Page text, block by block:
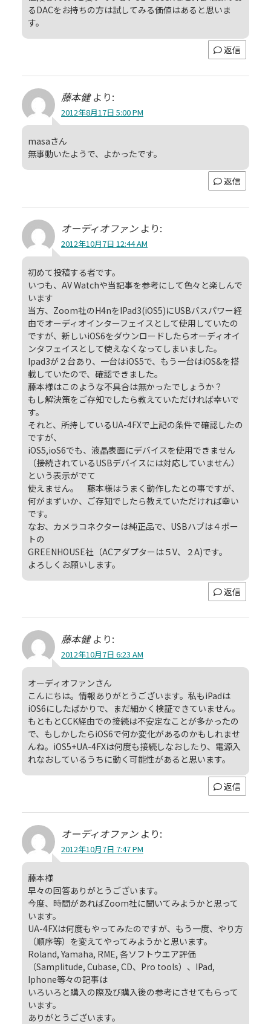
るDACをお持ちの方は試してみる価値はあると思いま
す。
返信
藤本健 より:
2012年8月17日 5:00 PM
masaさん
無事動いたようで、よかったです。
返信
オーディオファン より:
2012年10月7日 12:44 AM
初めて投稿する者です。
いつも、AV Watchや当記事を参考にして色々と楽しんで
います
当方、Zoom社のH4nをIPad3(iOS5)にUSBバスパワー経
由でオーディオインターフェイスとして使用していたの
ですが、新しいiOS6をダウンロードしたらオーディオイ
ンタフェイスとして使えなくなってしまいました。
Ipad3が２台あり、一台はiOS5で、もう一台はiOS&を搭
載していたので、確認できました。
藤本様はこのような不具合は無かったでしょうか？
もし解決策をご存知でしたら教えていただければ幸いで
す。
それと、所持しているUA-4FXで上記の条件で確認したの
ですが、
iOS5,ioS6でも、液晶表面にデバイスを使用できません
（接続されているUSBデバイスには対応していません）
という表示がでて
使えません。 藤本様はうまく動作したとの事ですが、
何がまずいか、ご存知でしたら教えていただければ幸い
です。
なお、カメラコネクターは純正品で、USBハブは４ポー
トの
GREENHOUSE社（ACアダプターは５V、２A)です。
よろしくお願いします。
返信
藤本健 より:
2012年10月7日 6:23 AM
オーディオファンさん
こんにちは。情報ありがとうございます。私もiPadは
iOS6にしたばかりで、まだ細かく検証できていません。
もともとCCK経由での接続は不安定なことが多かったの
で、もしかしたらiOS6で何か変化があるのかもしれませ
んね。iOS5+UA-4FXは何度も接続しなおしたり、電源入
れなおしているうちに動く可能性があると思います。
返信
オーディオファン より:
2012年10月7日 7:47 PM
藤本様
早々の回答ありがとうございます。
今度、時間があればZoom社に聞いてみようかと思って
います。
UA-4FXは何度もやってみたのですが、もう一度、やり方
（順序等）を変えてやってみようかと思います。
Roland, Yamaha, RME, 各ソフトウエア評価
（Samplitude, Cubase, CD、Pro tools）、IPad,
Iphone等々の記事は
いろいろと購入の際及び購入後の参考にさせてもらって
います。
ありがとうございます。